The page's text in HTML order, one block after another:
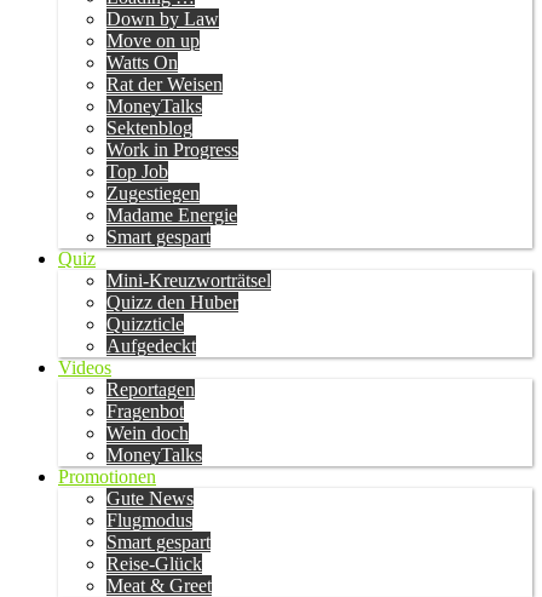
Down by Law
Move on up
Watts On
Rat der Weisen
MoneyTalks
Sektenblog
Work in Progress
Top Job
Zugestiegen
Madame Energie
Smart gespart
Quiz
Mini-Kreuzworträtsel
Quizz den Huber
Quizzticle
Aufgedeckt
Videos
Reportagen
Fragenbot
Wein doch
MoneyTalks
Promotionen
Gute News
Flugmodus
Smart gespart
Reise-Glück
Meat & Greet